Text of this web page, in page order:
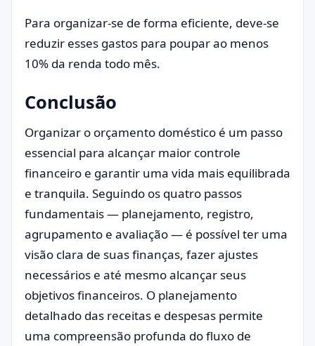
Para organizar-se de forma eficiente, deve-se
reduzir esses gastos para poupar ao menos
10% da renda todo mês.
Conclusão
Organizar o orçamento doméstico é um passo
essencial para alcançar maior controle
financeiro e garantir uma vida mais equilibrada
e tranquila. Seguindo os quatro passos
fundamentais — planejamento, registro,
agrupamento e avaliação — é possível ter uma
visão clara de suas finanças, fazer ajustes
necessários e até mesmo alcançar seus
objetivos financeiros. O planejamento
detalhado das receitas e despesas permite
uma compreensão profunda do fluxo de